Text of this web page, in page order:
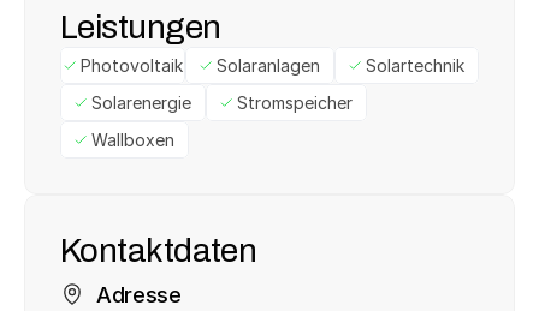
Leistungen
Photovoltaik Solaranlagen
Solartechnik
Solarenergie
Stromspeicher
Wallboxen
Kontaktdaten
Adresse